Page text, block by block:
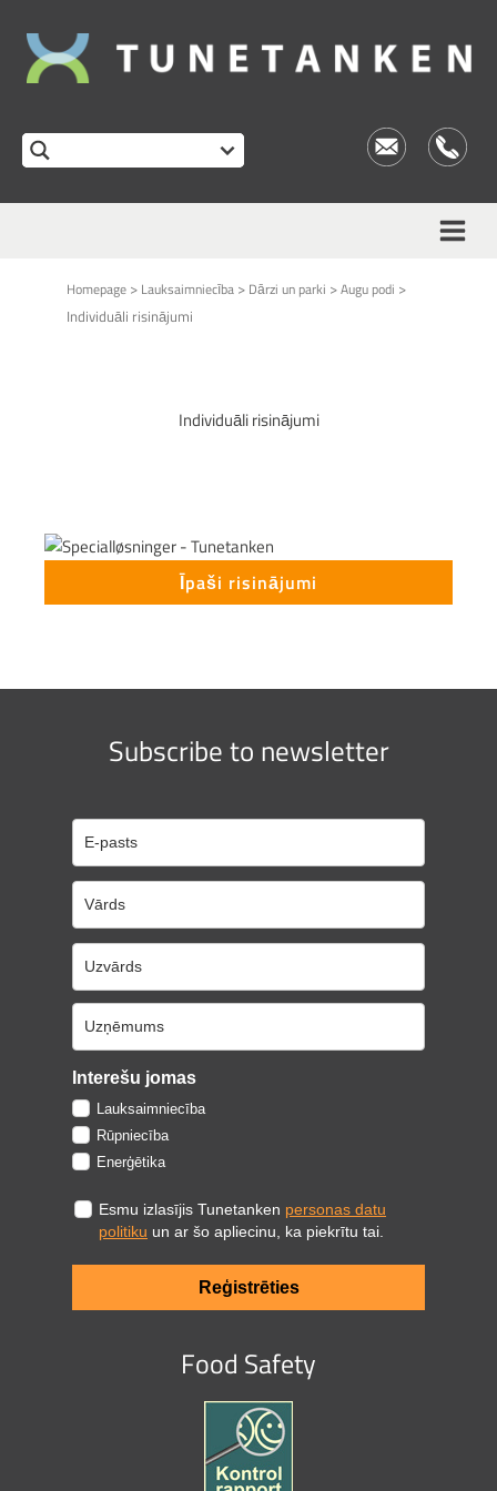
Homepage > Lauksaimniecība > Dārzi un parki >Augu podi >
Individuāli risinājumi
Individuāli risinājumi
Īpaši risinājumi
Subscribe to newsletter
Interešu jomas
Lauksaimniecība
Rūpniecība
Enerģētika
Esmu izlasījis Tunetanken personas datu
politiku un ar šo apliecinu, ka piekrītu tai.
Reģistrēties
Food Safety
This form is temporarily unavailable.